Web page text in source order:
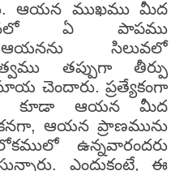
ఆయన ముఖము మీద
ఏ పాపము
సిలువలో
తప్పుగా తీర్పు
చెందారు. ప్రత్యేకంగా
కూడా ఆయన మీద
ఆయన ప్రాణమును
ఉన్నవారందరు
ఎందుకంటే, ఈ